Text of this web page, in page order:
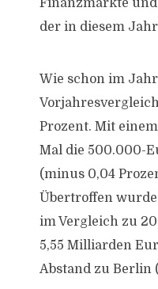
Finanzmärkte
der in diesem
Wie schon im
Prozent. Mit
Mal die 500.000-
(minus 0,04
Übertroffen
im Vergleich zu
5,55 Milliarden
Abstand zu Berlin